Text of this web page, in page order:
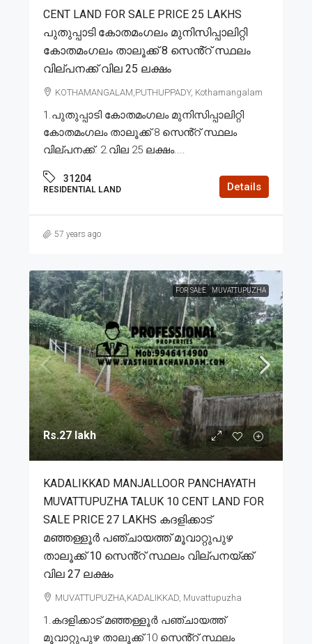
CENT LAND FOR SALE PRICE 25 LAKHS
പുതുപ്പാടി കോതമംഗലം മുനിസിപ്പാലിറ്റി
കോതമംഗലം താലൂക്ക് 8 സെൻ്റ് സ്ഥലം
വില്പനക്ക് വില 25 ലക്ഷം
KOTHAMANGALAM,PUTHUPPADY, Kothamangalam
1.പുതുപ്പാടി കോതമംഗലം മുനിസിപ്പാലിറ്റി
കോതമംഗലം താലൂക്ക് 8 സെൻ്റ് സ്ഥലം
വില്പനക്ക്. 2.വില 25 ലക്ഷം....
31204
RESIDENTIAL LAND Details
57 years ago
FOR SALE MUVATTUPUZHA
Rs.27 lakh
KADALIKKAD MANJALLOOR PANCHAYATH
MUVATTUPUZHA TALUK 10 CENT LAND FOR
SALE PRICE 27 LAKHS കദളിക്കാട്
മഞ്ഞള്ളൂർ പഞ്ചായത്ത് മൂവാറ്റുപുഴ
താലൂക്ക് 10 സെൻ്റ് സ്ഥലം വില്പനയ്ക്ക്
വില 27 ലക്ഷം
MUVATTUPUZHA,KADALIKKAD, Muvattupuzha
1.കദളിക്കാട് മഞ്ഞള്ളൂർ പഞ്ചായത്ത്
മൂവാറ്റുപുഴ താലൂക്ക് 10 സെൻ്റ് സ്ഥലം